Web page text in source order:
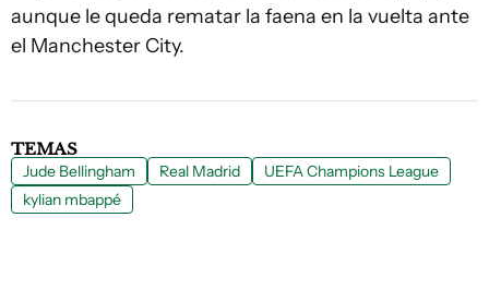
aunque le queda rematar la faena en la vuelta ante
el Manchester City.
TEMAS
Jude Bellingham Real Madrid
UEFA Champions League
kylian mbappé